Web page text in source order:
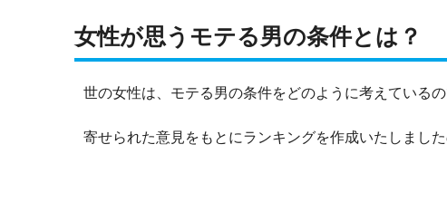
女性が思うモテる男の条件とは？
世の女性は、モテる男の条件をどのように考えているの
寄せられた意見をもとにランキングを作成いたしまし